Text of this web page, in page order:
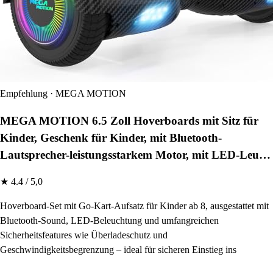
Empfehlung · MEGA MOTION
MEGA MOTION 6.5 Zoll Hoverboards mit Sitz für
Kinder, Geschenk für Kinder, mit Bluetooth-
Lautsprecher-leistungsstarkem Motor, mit LED-Leu…
★ 4.4 / 5,0
Hoverboard-Set mit Go-Kart-Aufsatz für Kinder ab 8, ausgestattet mit
Bluetooth-Sound, LED-Beleuchtung und umfangreichen
Sicherheitsfeatures wie Überladeschutz und
Geschwindigkeitsbegrenzung – ideal für sicheren Einstieg ins